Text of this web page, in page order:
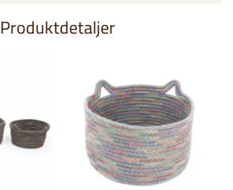
Produktdetaljer